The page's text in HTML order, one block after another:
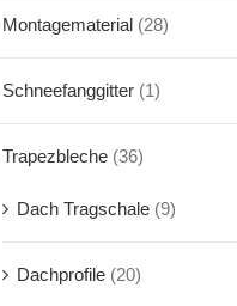
Montagematerial (28)
Schneefanggitter (1)
Trapezbleche (36)
Dach Tragschale (9)
Dachprofile (20)